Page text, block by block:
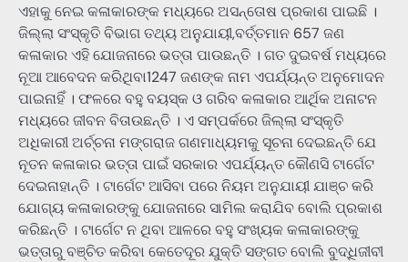
ଏହାକୁ ନେଇ କଳାକାରଙ୍କ ମଧ୍ୟରେ ଅସନ୍ତୋଷ ପ୍ରକାଶ ପାଇଛି ।
ଜିଲ୍ଲା ସଂସ୍କୃତି ବିଭାଗ ତଥ୍ୟ ଅନୁଯାୟୀ,ବର୍ତ୍ତମାନ 657 ଜଣ
କଳାକାର ଏହି ଯୋଜନାରେ ଭତ୍ତା ପାଉଛନ୍ତି । ଗତ ଦୁଇବର୍ଷ ମଧ୍ୟରେ
ନୂଆ ଆବେଦନ କରିଥିବା1247 ଜଣଙ୍କ ନାମ ଏପର୍ଯ୍ୟନ୍ତ ଅନୁମୋଦନ
ପାଇନାହିଁ । ଫଳରେ ବହୁ ବୟସ୍କ ଓ ଗରିବ କଳାକାର ଆର୍ଥିକ ଅନାଟନ
ମଧ୍ୟରେ ଜୀବନ ବିତାଉଛନ୍ତି । ଏ ସମ୍ପର୍କରେ ଜିଲ୍ଲା ସଂସ୍କୃତି
ଅଧିକାରୀ ଅର୍ଚ୍ଚନା ମଙ୍ଗରାଜ ଗଣମାଧ୍ୟମକୁ ସୂଚନା ଦେଇଛନ୍ତି ଯେ
ନୂତନ କଳାକାର ଭତ୍ତା ପାଇଁ ସରକାର ଏପର୍ଯ୍ୟନ୍ତ କୌଣସି ଟାର୍ଗେଟ
ଦେଇନାହାନ୍ତି । ଟାର୍ଗେଟ ଆସିବା ପରେ ନିୟମ ଅନୁଯାୟୀ ଯାଞ୍ଚ କରି
ଯୋଗ୍ୟ କଳାକାରଙ୍କୁ ଯୋଜନାରେ ସାମିଲ କରାଯିବ ବୋଲି ପ୍ରକାଶ
କରିଛନ୍ତି । ଟାର୍ଗେଟ ନ ଥିବା ଆଳରେ ବହୁ ସଂଖ୍ୟକ କଳାକାରଙ୍କୁ
ଭତ୍ତାରୁ ବଞ୍ଚିତ କରିବା କେତେଦୂର ଯୁକ୍ତି ସଙ୍ଗତ ବୋଲି ବୁଦ୍ଧିଜୀବୀ